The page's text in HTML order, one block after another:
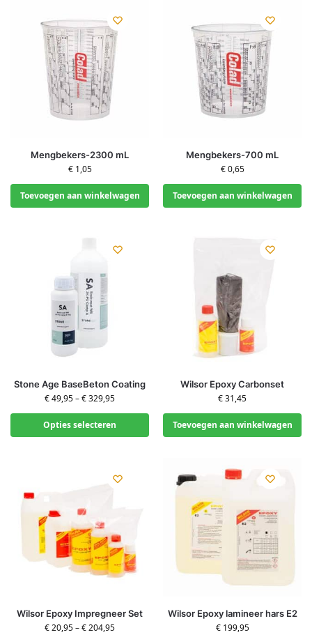
Mengbekers-2300 mL
€1,05
Toevoegen aan winkelwagen
Mengbekers-700 mL
€0,65
Toevoegen aan winkelwagen
Stone Age BaseBeton Coating
€49,95–€329,95
Opties selecteren
Wilsor Epoxy Carbonset
€31,45
Toevoegen aan winkelwagen
Wilsor Epoxy Impregneer Set
€20,95–€204,95
Wilsor Epoxy lamineer hars E2
€199,95